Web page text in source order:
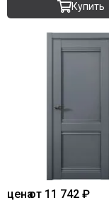
Купить
ценаот 11 742 ₽